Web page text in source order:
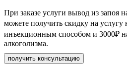
При заказе услуги вывод из запоя
можете получить скидку на услугу
инъекционным способом и 3000₽
алкоголизма.
получить консультацию